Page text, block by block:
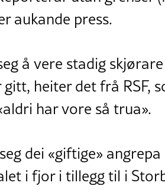
aukande press.
å vere stadig
heiter det frå RSF,
har vore så trua».
dei «giftige»
i fjor i tillegg til i